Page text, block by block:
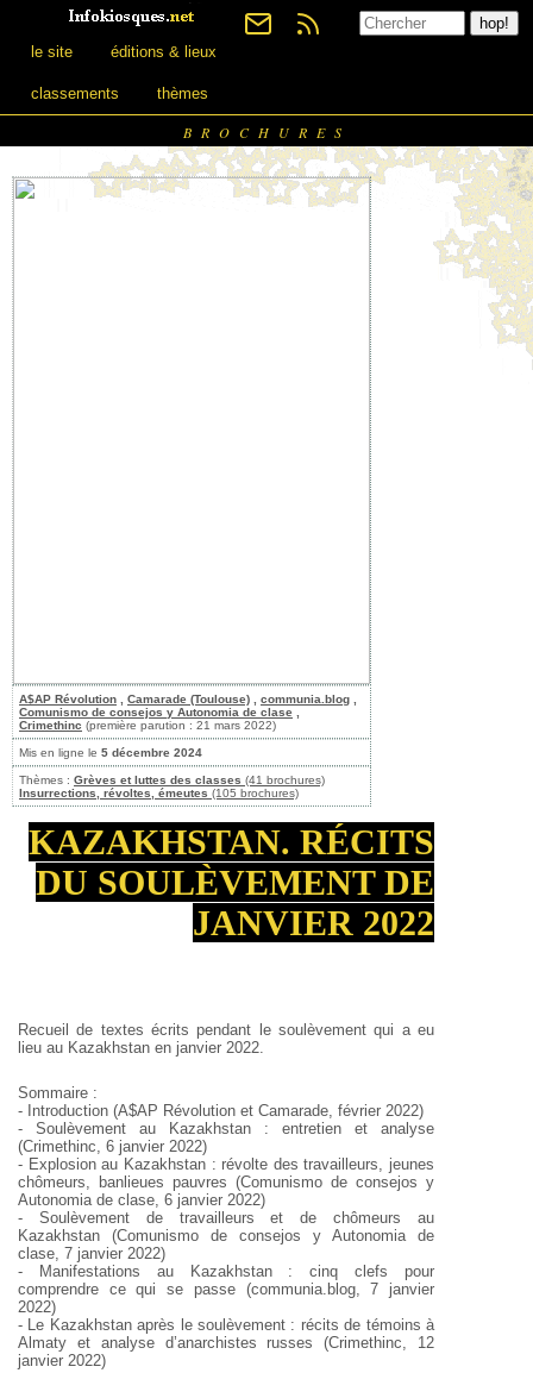
le site éditions & lieux
classements thèmes
BROCHURES
A$AP Révolution Camarade (Toulouse) communia.blog
Comunismo de consejos y Autonomia de clase
Crimethinc (première parution : 21 mars 2022)
Mis en ligne le 5 décembre 2024
Thèmes : Grèves et luttes des classes (41 brochures)
Insurrections, révoltes, émeutes (105 brochures)
KAZAKHSTAN. RÉCITS
DU SOULÈVEMENT DE
JANVIER 2022
Recueil de textes écrits pendant le soulèvement qui a eu
lieu au Kazakhstan en janvier 2022.
Sommaire :
- Introduction (A$AP Révolution et Camarade, février 2022)
- Soulèvement au Kazakhstan : entretien et analyse
(Crimethinc, 6 janvier 2022)
- Explosion au Kazakhstan : révolte des travailleurs, jeunes
chômeurs, banlieues pauvres (Comunismo de consejos y
Autonomia de clase, 6 janvier 2022)
- Soulèvement de travailleurs et de chômeurs au
Kazakhstan (Comunismo de consejos y Autonomia de
clase, 7 janvier 2022)
- Manifestations au Kazakhstan : cinq clefs pour
comprendre ce qui se passe (communia.blog, 7 janvier
2022)
- Le Kazakhstan après le soulèvement : récits de témoins à
Almaty et analyse d’anarchistes russes (Crimethinc, 12
janvier 2022)